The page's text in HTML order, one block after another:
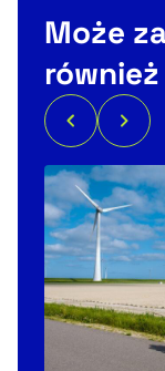
Może
również